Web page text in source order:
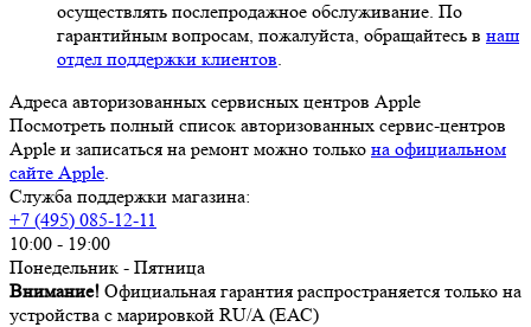
осуществлять послепродажное обслуживание. По
гарантийным вопросам, пожалуйста, обращайтесь в наш
отдел поддержки клиентов.
Адреса авторизованных сервисных центров Apple
Посмотреть полный список авторизованных сервис-центров
Apple и записаться на ремонт можно только на официальном
сайте Apple.
Служба поддержки магазина:
+7 (495) 085-12-11
10:00 - 19:00
Понедельник - Пятница
Внимание! Официальная гарантия распространяется только на
устройства с марировкой RU/A (ЕАС)